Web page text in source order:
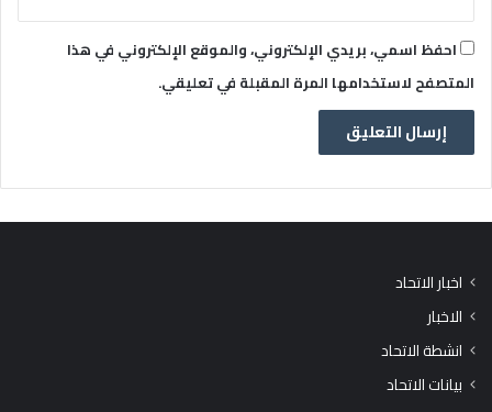
احفظ اسمي، بريدي الإلكتروني، والموقع الإلكتروني في هذا
المتصفح لاستخدامها المرة المقبلة في تعليقي.
اخبار الاتحاد
الاخبار
انشطة الاتحاد
بيانات الاتحاد